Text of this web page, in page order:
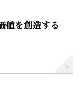
値を創造する